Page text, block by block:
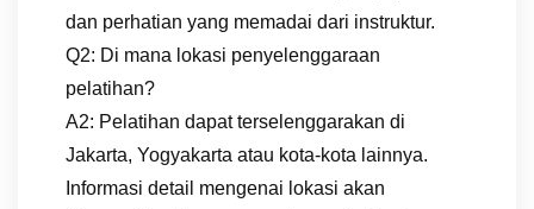
dan perhatian yang memadai dari instruktur.
Q2: Di mana lokasi penyelenggaraan
pelatihan?
A2: Pelatihan dapat terselenggarakan di
Jakarta, Yogyakarta atau kota-kota lainnya.
Informasi detail mengenai lokasi akan